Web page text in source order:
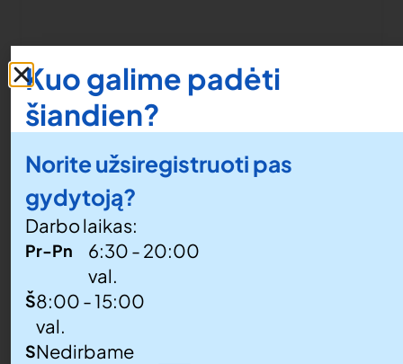
Kuo galime padėti
šiandien?
Norite užsiregistruoti pas
gydytoją?
Darbo laikas:
Pr-Pn
6:30 - 20:00
val.
Š8:00 - 15:00
val.
SNedirbame